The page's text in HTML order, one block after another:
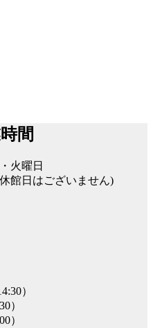
間
火曜日
館日はございません)
）
）
）